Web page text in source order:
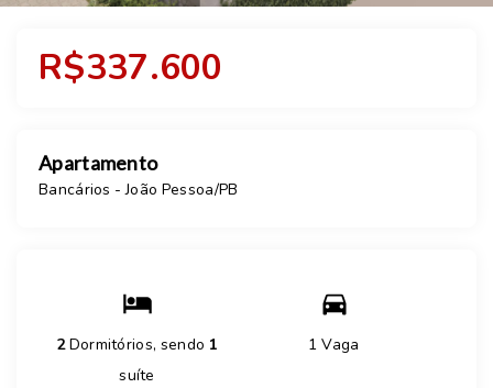
R$337.600
Apartamento
Bancários - João Pessoa/PB
2Dormitórios, sendo 1
suíte
1 Vaga